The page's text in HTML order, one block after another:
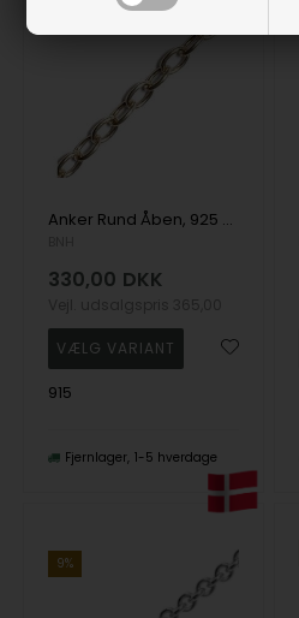
Anker Rund Åben, 925 sterling sølv
330,00 DKK
915
Fjernlager 1-5 hverdage
9%